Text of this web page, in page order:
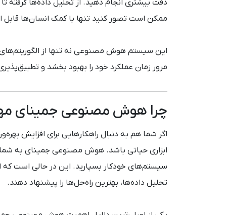
دقت بیشتری انجام دهید. از تحلیل داده‌ها گرفته تا
ممکن است تصور کنید تنها با کمک انسان‌ها قابل
این سیستم هوش مصنوعی نه تنها از
مرور زمان عملکرد خود را بهبود بخشد و
چرا هوش مصنوعی جمینای
اگر شما هم به دنبال راهکارهایی برای افزایش
ابزاری حیاتی باشد. هوش مصنوعی جمینای به شما
سیستم‌های خودکار بسپارید. این در حالی است
تحلیل داده‌ها، بهترین راه‌حل‌ها را پیشنهاد دهند.